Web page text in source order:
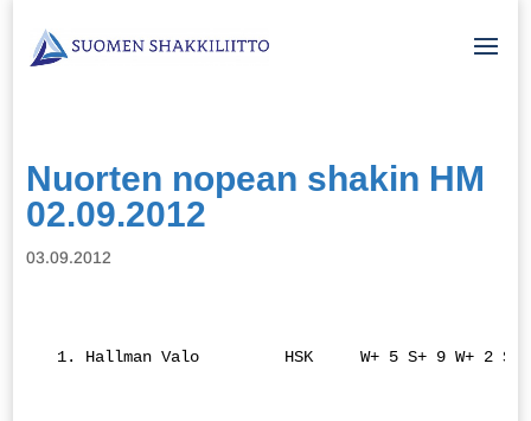
Nuorten nopean shakin HM
02.09.2012
03.09.2012
1. Hallman Valo         HSK     W+ 5 S+ 9 W+ 2